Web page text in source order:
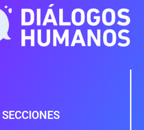
SECCIONES